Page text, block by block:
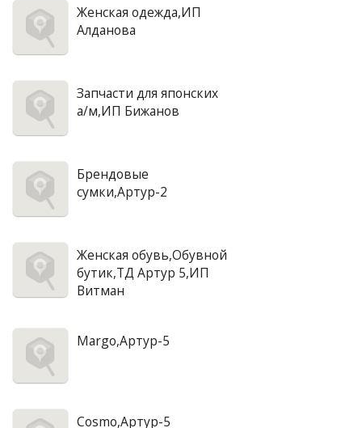
Женская одежда,ИП
Алданова
Запчасти для японских
а/м,ИП Бижанов
Брендовые
сумки,Артур-2
Женская обувь,Обувной
бутик,ТД Артур 5,ИП
Витман
Margo,Артур-5
Cosmo,Артур-5